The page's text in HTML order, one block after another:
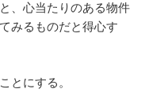
、心当たりのある物件
みるものだと得心す
とにする。